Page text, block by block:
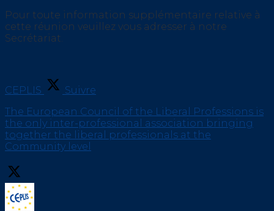
Pour toute information supplémentaire relative à
cette réunion veuillez vous adresser à notre
Secrétariat.
CEPLIS
Suivre
The European Council of the Liberal Professions is
the only inter-professional association bringing
together the liberal professionals at the
Community level